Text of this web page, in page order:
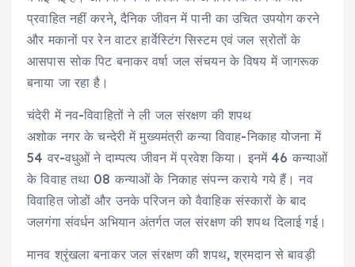
प्रवाहित नहीं करने, दैनिक जीवन में पानी का उचित उपयोग करने
और मकानों पर रेन वाटर हार्वेस्टिंग सिस्टम एवं जल स्रोतों के
आसपास सोक पिट बनाकर वर्षा जल संचयन के विषय में जागरूक
बनाया जा रहा है।
चंदेरी में नव-विवाहितों ने ली जल संरक्षण की शपथ
अशोक नगर के चन्देरी में मुख्यमंत्री कन्या विवाह-निकाह योजना में
54 वर-वधुओं ने दाम्पत्य जीवन में प्रवेश किया। इनमें 46 कन्याओं
के विवाह तथा 08 कन्याओं के निकाह संपन्न कराये गये हैं। नव
विवाहित जोडों और उनके परिजन को वैवाहिक संस्कारों के बाद
जलगंगा संवर्धन अभियान अंतर्गत जल संरक्षण की शपथ दिलाई गई।
मानव श्रृंखला बनाकर जल संरक्षण की शपथ, श्रमदान से बावड़ी